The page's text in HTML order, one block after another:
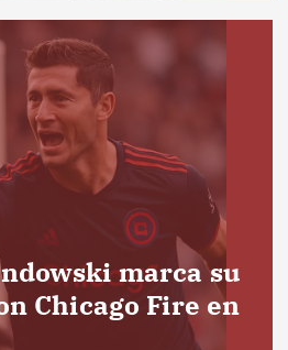
marca su
Chicago Fire en